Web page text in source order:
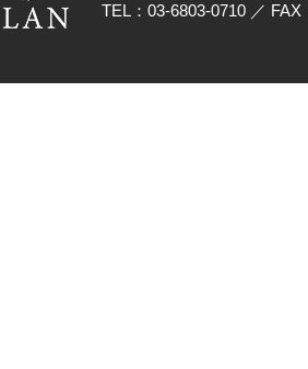
TEL：03-6803-0710 ／ FAX